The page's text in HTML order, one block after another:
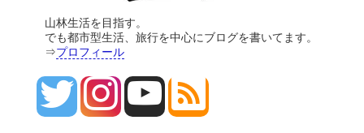
山林生活を目指す。
でも都市型生活、旅行を中心にブログを書いてます。
⇒プロフィール